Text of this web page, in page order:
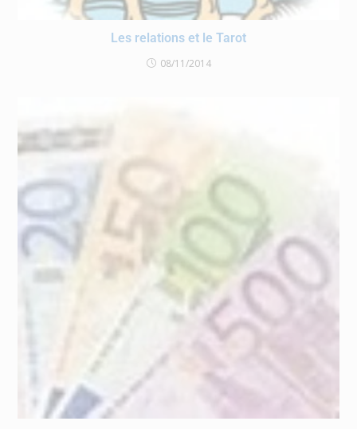
Les relations et le Tarot
08/11/2014